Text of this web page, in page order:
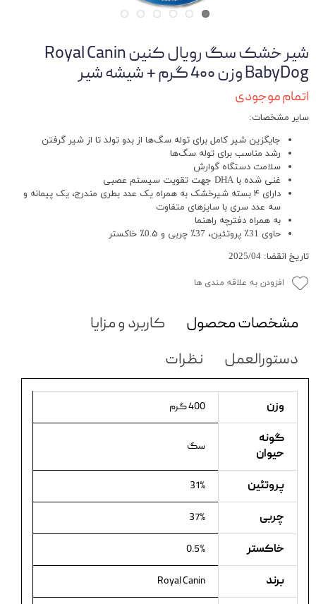
شیر خشک سگ رویال کنین Royal Canin
BabyDog وزن 4۰۰ گرم + شیشه شیر
اتمام موجودی
سایر مشخصات:
جایگزین شیر کامل برای توله سگ‌ها از بدو تولد تا از شیر گرفتن
رشد مناسب برای توله سگ‌ها
سلامت دستگاه گوارش
غنی شده با DHA جهت تقویت سیستم عصبی
دارای ۴ بسته شیرخشک به همراه یک عدد بطری مندرج، یک پیمانه و
سه عدد سری با سایزهای متفاوت
به همراه دفترچه راهنما
حاوی 31٪ پروتئین، 37٪ چربی و 0.۵٪ خاکستر
تاریخ انقضا: 2025/04
افزودن به علاقه مندی ها
مشخصات محصول
کاربرد و مزایا
دستورالعمل
نظرات
وزن 400 گرم
گونه
حیوان
سگ
پروتئین 31%
چربی 37%
خاکستر 0.5%
برند Royal Canin